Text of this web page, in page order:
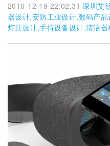
2016-12-19 22:02:31 深圳艾
器设计,安防工业设计,数码产
灯具设计,手持设备设计,清洁器